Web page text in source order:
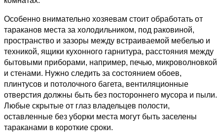
Особенно внимательно хозяевам стоит обработать от
тараканов места за холодильником, под раковиной,
пространство и зазоры между встраиваемой мебелью и
техникой, ящики кухонного гарнитура, расстояния между
бытовыми приборами, например, печью, микроволновкой
и стенами. Нужно следить за состоянием обоев,
плинтусов и потолочного багета, вентиляционные
отверстия должны быть без постороннего мусора и пыли.
Любые скрытые от глаз владельцев полости,
оставленные без уборки места могут быть заселены
тараканами в короткие сроки.